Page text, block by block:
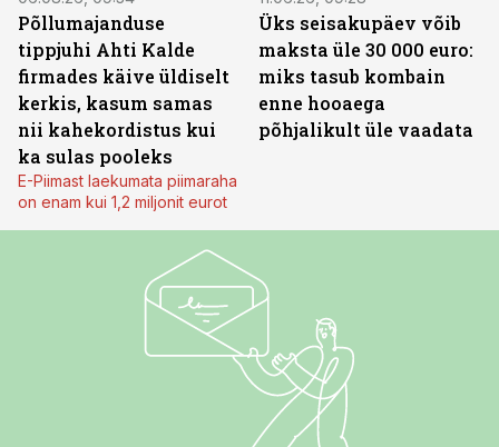
Põllumajanduse
tippjuhi Ahti Kalde
firmades käive üldiselt
kerkis, kasum samas
nii kahekordistus kui
ka sulas pooleks
E-Piimast laekumata piimaraha
on enam kui 1,2 miljonit eurot
Üks seisakupäev võib
maksta üle 30 000 euro:
miks tasub kombain
enne hooaega
põhjalikult üle vaadata